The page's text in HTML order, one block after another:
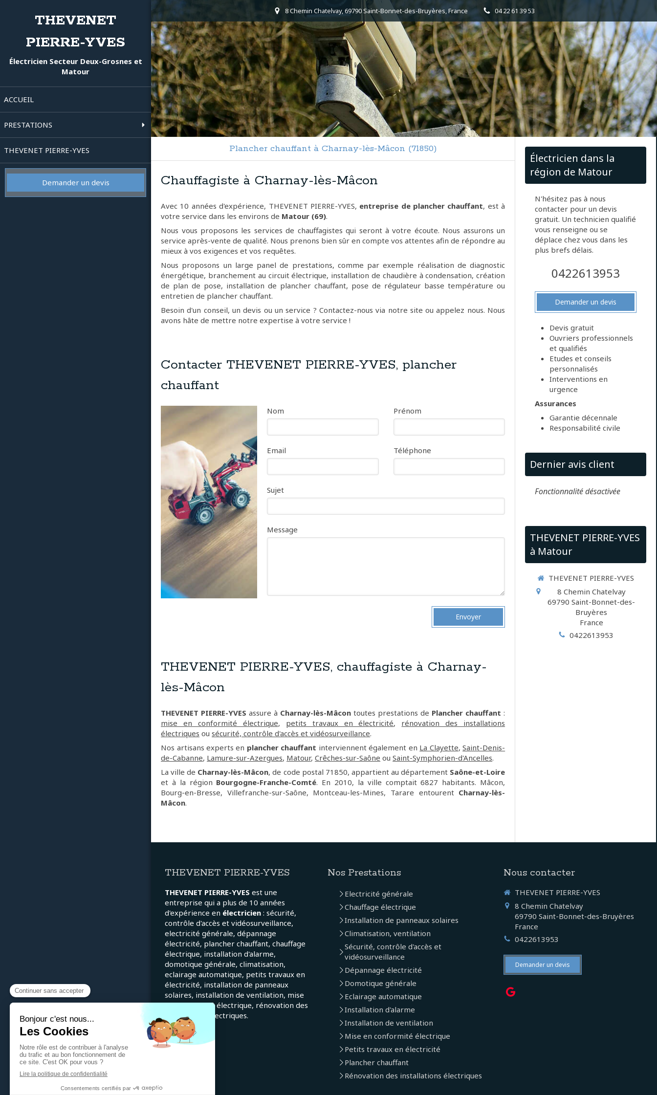
THEVENET
PIERRE-YVES
Électricien Secteur Deux-Grosnes et
Matour
ACCUEIL
PRESTATIONS
THEVENET PIERRE-YVES
Demander un devis
8 Chemin Chatelvay, 69790 Saint-Bonnet-des-Bruyères, France 04 22 61 39 53
Plancher chauffant à Charnay-lès-Mâcon (71850)
Chauffagiste à Charnay-lès-Mâcon
Avec 10 années d'expérience, THEVENET PIERRE-YVES, entreprise de plancher chauffant, est à
votre service dans les environs de Matour (69).
Nous vous proposons les services de chauffagistes qui seront à votre écoute. Nous assurons un
service après-vente de qualité. Nous prenons bien sûr en compte vos attentes afin de répondre au
mieux à vos exigences et vos requêtes.
Nous proposons un large panel de prestations, comme par exemple réalisation de diagnostic
énergétique, branchement au circuit électrique, installation de chaudière à condensation, création
de plan de pose, installation de plancher chauffant, pose de régulateur basse température ou
entretien de plancher chauffant.
Besoin d'un conseil, un devis ou un service ? Contactez-nous via notre site ou appelez nous. Nous
avons hâte de mettre notre expertise à votre service !
Contacter THEVENET PIERRE-YVES, plancher
chauffant
Nom Prénom
Email Téléphone
Sujet
Message
Envoyer
THEVENET PIERRE-YVES, chauffagiste à Charnay-
lès-Mâcon
THEVENET PIERRE-YVES assure à Charnay-lès-Mâcon toutes prestations de Plancher chauffant :
mise en conformité électrique, petits travaux en électricité, rénovation des installations
électriques ousécurité, contrôle d'accès et vidéosurveillance.
Nos artisans experts en plancher chauffant interviennent également en La Clayette,Saint-Denis-
de-Cabanne, Lamure-sur-Azergues, Matour,Crêches-sur-Saône ouSaint-Symphorien-d'Ancelles.
La ville de Charnay-lès-Mâcon, de code postal 71850, appartient au département Saône-et-Loire
et à la région Bourgogne-Franche-Comté. En 2010, la ville comptait 6827 habitants. Mâcon,
Bourg-en-Bresse, Villefranche-sur-Saône, Montceau-les-Mines, Tarare entourent Charnay-lès-
Mâcon.
Électricien dans la
région de Matour
N'hésitez pas à nous
contacter pour un devis
gratuit. Un technicien qualifié
vous renseigne ou se
déplace chez vous dans les
plus brefs délais.
0422613953
Demander un devis
Devis gratuit
Ouvriers professionnels
et qualifiés
Etudes et conseils
personnalisés
Interventions en
urgence
Assurances
Garantie décennale
Responsabilité civile
Dernier avis client
Fonctionnalité désactivée
THEVENET PIERRE-YVES
à Matour
THEVENET PIERRE-YVES
8 Chemin Chatelvay
69790 Saint-Bonnet-des-
Bruyères
France
0422613953
THEVENET PIERRE-YVES
THEVENET PIERRE-YVES est une
entreprise qui a plus de 10 années
d'expérience en électricien: sécurité,
contrôle d'accès et vidéosurveillance,
electricité générale, dépannage
électricité, plancher chauffant, chauffage
électrique, installation d'alarme,
domotique générale, climatisation,
eclairage automatique, petits travaux en
électricité, installation de panneaux
solaires, installation de ventilation, mise
en conformité électrique, rénovation des
installations électriques.
Nos Prestations
Electricité générale
Chauffage électrique
Installation de panneaux solaires
Climatisation, ventilation
Sécurité, contrôle d'accès et
vidéosurveillance
Dépannage électricité
Domotique générale
Eclairage automatique
Installation d'alarme
Installation de ventilation
Mise en conformité électrique
Petits travaux en électricité
Plancher chauffant
Rénovation des installations électriques
Nous contacter
THEVENET PIERRE-YVES
8 Chemin Chatelvay
69790 Saint-Bonnet-des-Bruyères
France
0422613953
Demander un devis